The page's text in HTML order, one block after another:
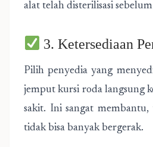
alat telah disterilisasi
3. Ketersediaan
Pilih penyedia yang
jemput kursi roda langsung
sakit. Ini sangat membantu,
tidak bisa banyak bergerak.